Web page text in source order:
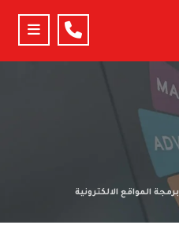
برمجة المواقع الالكترونية